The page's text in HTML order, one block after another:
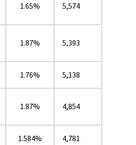
1.65% 5,574
1.87% 5,393
1.76% 5,138
1.87% 4,854
1.584% 4,781